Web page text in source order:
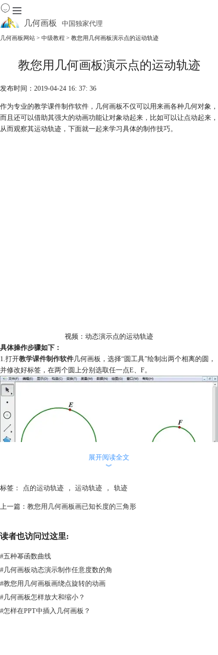
几何画板 中国独家代理
资源中心
软件商城
几何画板网站 > 中级教程 > 教您用几何画板演示点的运动轨迹
教您用几何画板演示点的运动轨迹
发布时间：2019-04-24 16: 37: 36
作为专业的教学课件制作软件，几何画板不仅可以用来画各种几何对象，
而且还可以借助其强大的动画功能让对象动起来，比如可以让点动起来，
从而观察其运动轨迹，下面就一起来学习具体的制作技巧。
视频：动态演示点的运动轨迹
具体操作步骤如下：
1.打开教学课件制作软件几何画板，选择“圆工具”绘制出两个相离的圆，
并修改好标签，在两个圆上分别选取任一点E、F。
造”—“中点”命令，绘制出线段EF的中点G。
展开阅读全文
︾
标签： 点的运动轨迹 ， 运动轨迹 ， 轨迹
上一篇： 教您用几何画板画已知长度的三角形
读者也访问过这里:
#五种幂函数曲线
#几何画板动态演示制作任意度数的角
#教您用几何画板画绕点旋转的动画
#几何画板怎样放大和缩小？
#怎样在PPT中插入几何画板？